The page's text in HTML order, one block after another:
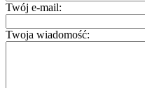
Twój e-mail:
Twoja wiadomość: